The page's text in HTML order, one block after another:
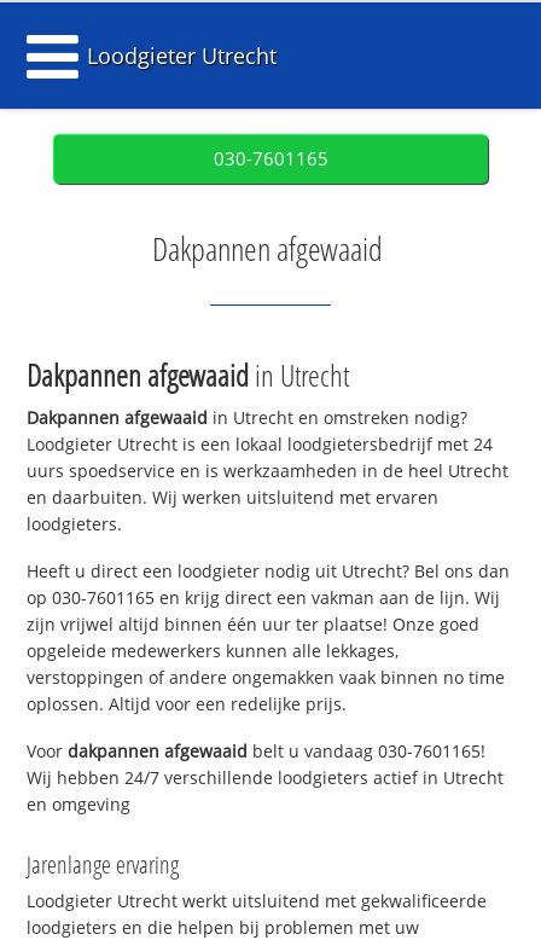
Loodgieter Utrecht
030-7601165
Dakpannen afgewaaid
Dakpannen afgewaaidin Utrecht
Dakpannen afgewaaid in Utrecht en omstreken nodig?
Loodgieter Utrecht is een lokaal loodgietersbedrijf met 24
uurs spoedservice en is werkzaamheden in de heel Utrecht
en daarbuiten. Wij werken uitsluitend met ervaren
loodgieters.
Heeft u direct een loodgieter nodig uit Utrecht? Bel ons dan
op 030-7601165 en krijg direct een vakman aan de lijn. Wij
zijn vrijwel altijd binnen één uur ter plaatse! Onze goed
opgeleide medewerkers kunnen alle lekkages,
verstoppingen of andere ongemakken vaak binnen no time
oplossen. Altijd voor een redelijke prijs.
Voordakpannen afgewaaid belt u vandaag 030-7601165!
Wij hebben 24/7 verschillende loodgieters actief in Utrecht
en omgeving
Jarenlange ervaring
Loodgieter Utrecht werkt uitsluitend met gekwalificeerde
loodgieters en die helpen bij problemen met uw